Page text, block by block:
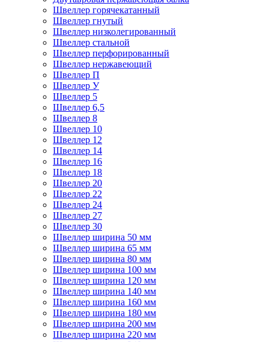
Швеллер горячекатанный
Швеллер гнутый
Швеллер низколегированный
Швеллер стальной
Швеллер перфорированный
Швеллер нержавеющий
Швеллер П
Швеллер У
Швеллер 5
Швеллер 6,5
Швеллер 8
Швеллер 10
Швеллер 12
Швеллер 14
Швеллер 16
Швеллер 18
Швеллер 20
Швеллер 22
Швеллер 24
Швеллер 27
Швеллер 30
Швеллер ширина 50 мм
Швеллер ширина 65 мм
Швеллер ширина 80 мм
Швеллер ширина 100 мм
Швеллер ширина 120 мм
Швеллер ширина 140 мм
Швеллер ширина 160 мм
Швеллер ширина 180 мм
Швеллер ширина 200 мм
Швеллер ширина 220 мм